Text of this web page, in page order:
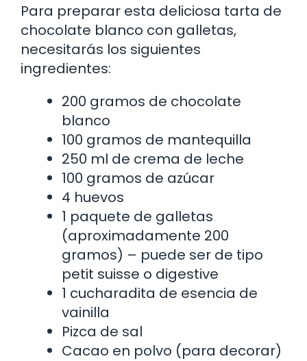
Para preparar esta deliciosa tarta de
chocolate blanco con galletas,
necesitarás los siguientes
ingredientes:
200 gramos de chocolate
blanco
100 gramos de mantequilla
250 ml de crema de leche
100 gramos de azúcar
4 huevos
1 paquete de galletas
(aproximadamente 200
gramos) – puede ser de tipo
petit suisse o digestive
1 cucharadita de esencia de
vainilla
Pizca de sal
Cacao en polvo (para decorar)